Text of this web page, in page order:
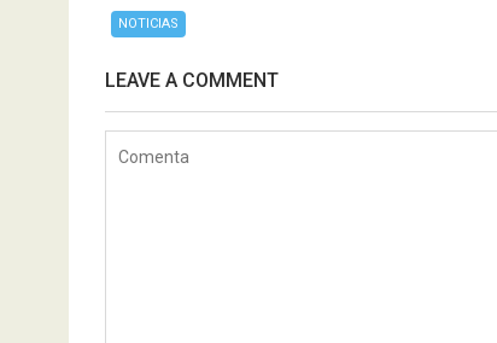
NOTICIAS
LEAVE A COMMENT